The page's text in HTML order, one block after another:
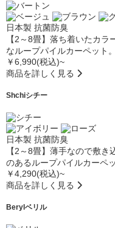
日本製 抗菌防臭
【2～8畳】落ち着いたカ
なループパイルカーペット。
￥6,990(税込)~
商品を詳しく見る
Shchiシチー
日本製 抗菌防臭
【2～8畳】薄手なので敷
のあるループパイルカーペッ
￥4,290(税込)~
商品を詳しく見る
Beryl ベリル